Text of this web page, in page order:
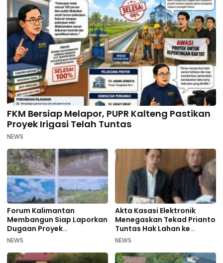
FKM Bersiap Melapor, PUPR Kalteng Pastikan
Proyek Irigasi Telah Tuntas
NEWS
Forum Kalimantan
Membangun Siap Laporkan
Dugaan Proyek
Bermasalah PUPR Kalteng
NEWS
Akta Kasasi Elektronik
Menegaskan Tekad Prianto
Tuntas Hak Lahan ke
Mahkamah Agung
NEWS